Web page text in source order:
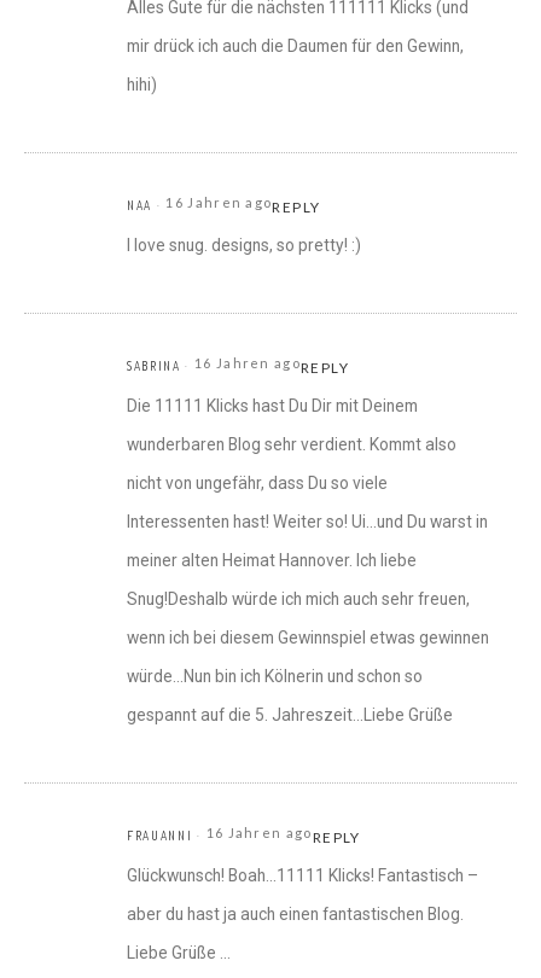
Alles Gute für die nächsten 111111 Klicks (und
mir drück ich auch die Daumen für den Gewinn,
hihi)
NAA 16 Jahren agoREPLY
I love snug. designs, so pretty! :)
SABRINA 16 Jahren agoREPLY
Die 11111 Klicks hast Du Dir mit Deinem
wunderbaren Blog sehr verdient. Kommt also
nicht von ungefähr, dass Du so viele
Interessenten hast! Weiter so! Ui…und Du warst in
meiner alten Heimat Hannover. Ich liebe
Snug!Deshalb würde ich mich auch sehr freuen,
wenn ich bei diesem Gewinnspiel etwas gewinnen
würde…Nun bin ich Kölnerin und schon so
gespannt auf die 5. Jahreszeit…Liebe Grüße
FRAUANNI 16 Jahren agoREPLY
Glückwunsch! Boah…11111 Klicks! Fantastisch –
aber du hast ja auch einen fantastischen Blog.
Liebe Grüße …